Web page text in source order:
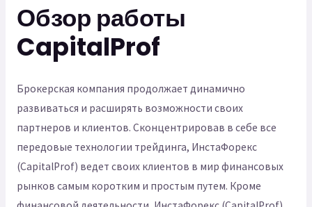
Обзор работы
CapitalProf
Брокерская компания продолжает динамично
развиваться и расширять возможности своих
партнеров и клиентов. Сконцентрировав в себе все
передовые технологии трейдинга, ИнстаФорекс
(CapitalProf) ведет своих клиентов в мир финансовых
рынков самым коротким и простым путем. Кроме